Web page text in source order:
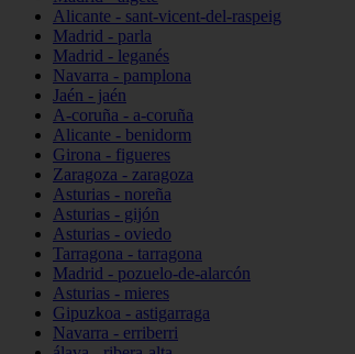
Alicante - sant-vicent-del-raspeig
Madrid - parla
Madrid - leganés
Navarra - pamplona
Jaén - jaén
A-coruña - a-coruña
Alicante - benidorm
Girona - figueres
Zaragoza - zaragoza
Asturias - noreña
Asturias - gijón
Asturias - oviedo
Tarragona - tarragona
Madrid - pozuelo-de-alarcón
Asturias - mieres
Gipuzkoa - astigarraga
Navarra - erriberri